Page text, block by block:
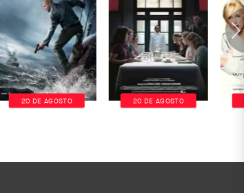
20 DE AGOSTO 20 DE AGOSTO